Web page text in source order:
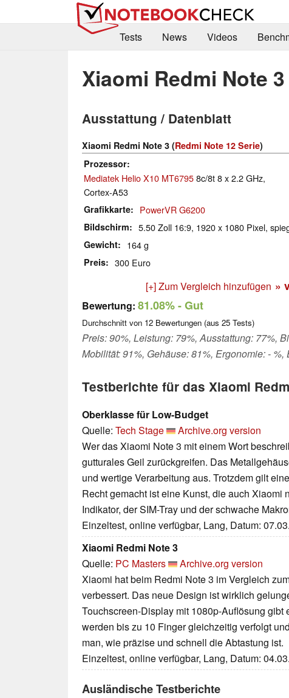
Tests
News Videos
Xiaomi Redmi Note 3
Ausstattung / Datenblatt
Xiaomi Redmi Note 3 (Redmi Note 12 Serie)
Prozessor
Mediatek Helio X10 MT67958c/8t 8 x 2.2 GHz,
Cortex-A53
Grafikkarte PowerVR G6200
Bildschirm 5.50 Zoll 16:9, 1920 x 1080 Pixel,
Gewicht 164 g
Preis 300 Euro
[+] Zum Vergleich hinzufügen »
Bewertung: 81.08%- Gut
Durchschnitt von 12 Bewertungen (aus 25 Tests)
Preis: 90%, Leistung: 79%, Ausstattung: 77%,
Mobilität: 91%, Gehäuse: 81%, Ergonomie: - %,
Testberichte für das Xiaomi
Oberklasse für Low-Budget
Quelle: Tech Stage
Archive.org version
Wer das Xiaomi Note 3 mit einem Wort
gutturales Geil zurückgreifen. Das
und wertige Verarbeitung aus. Trotzdem gilt
Recht gemacht ist eine Kunst, die auch Xiaomi
Indikator, der SIM-Tray und der schwache
Einzeltest, online verfügbar, Lang, Datum:
Xiaomi Redmi Note 3
Quelle: PC Masters
Archive.org version
Xiaomi hat beim Redmi Note 3 im Vergleich
verbessert. Das neue Design ist wirklich
Touchscreen-Display mit 1080p-Auflösung gibt
werden bis zu 10 Finger gleichzeitig verfolgt
man, wie präzise und schnell die Abtastung ist.
Einzeltest, online verfügbar, Lang, Datum:
Ausländische Testberichte